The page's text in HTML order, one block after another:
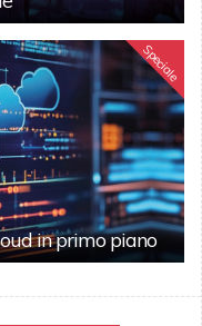
Speciale
in primo piano